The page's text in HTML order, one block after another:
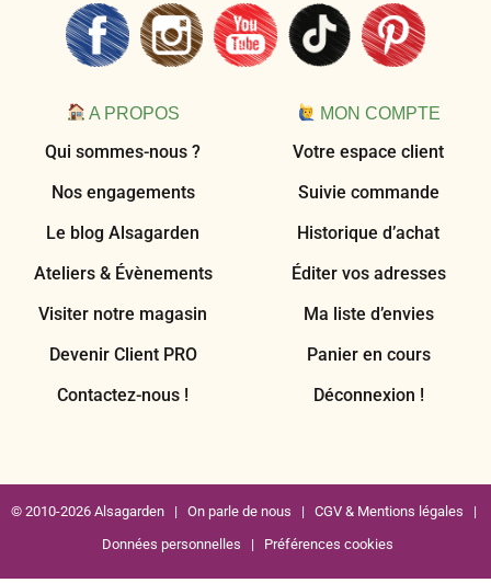
A PROPOS
Qui sommes-nous ?
Nos engagements
Le blog Alsagarden
Ateliers & Évènements
Visiter notre magasin
Devenir Client PRO
Contactez-nous !
MON COMPTE
Votre espace client
Suivie commande
Historique d’achat
Éditer vos adresses
Ma liste d’envies
Panier en cours
Déconnexion !
© 2010-2026 Alsagarden | On parle de nous | CGV & Mentions légales |
Données personnelles | Préférences cookies